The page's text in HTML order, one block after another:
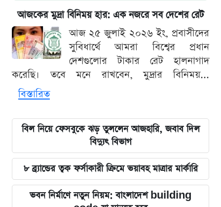
আজকের মুদ্রা বিনিময় হার: এক নজরে সব দেশের রেট
আজ ২৫ জুলাই ২০২৬ ইং, প্রবাসীদের
সুবিধার্থে আমরা বিশ্বের প্রধান
দেশগুলোর টাকার রেট হালনাগাদ
করেছি। তবে মনে রাখবেন, মুদ্রার বিনিময়...
বিস্তারিত
বিল নিয়ে ফেসবুকে ঝড় তুললেন আজহারি, জবাব দিল
বিদ্যুৎ বিভাগ
৮ ব্র্যান্ডের ত্বক ফর্সাকারী ক্রিমে ভয়াবহ মাত্রার মার্কারি
ভবন নির্মাণে নতুন নিয়ম: বাংলাদেশ building